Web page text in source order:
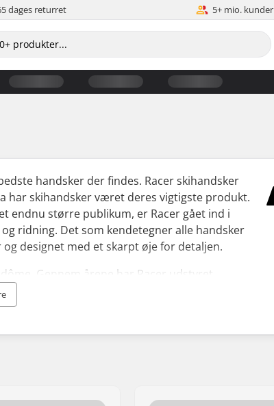
dages returret 5+ mio. kunder
handsker der findes. Racer skihandsker
har skihandsker været deres vigtigste produkt.
endnu større publikum, er Racer gået ind i
ridning. Det som kendetegner alle handsker
designet med et skarpt øje for detaljen.
Gennem årene har Racer udstyret
Vaultier en Olympisk guldmedalje med et par
er det ikke overraskende at Racer er